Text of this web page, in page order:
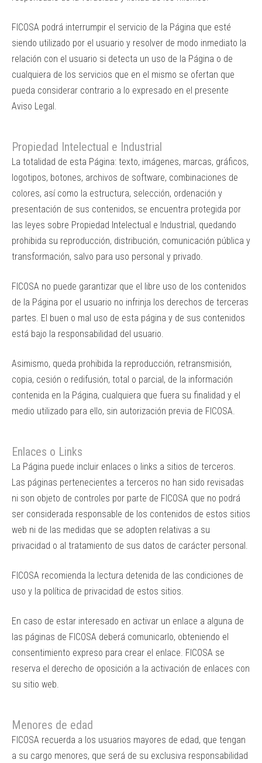
FICOSA podrá interrumpir el servicio de la Página que esté
siendo utilizado por el usuario y resolver de modo inmediato la
relación con el usuario si detecta un uso de la Página o de
cualquiera de los servicios que en el mismo se ofertan que
pueda considerar contrario a lo expresado en el presente
Aviso Legal.
Propiedad Intelectual e Industrial
La totalidad de esta Página: texto, imágenes, marcas, gráficos,
logotipos, botones, archivos de software, combinaciones de
colores, así como la estructura, selección, ordenación y
presentación de sus contenidos, se encuentra protegida por
las leyes sobre Propiedad Intelectual e Industrial, quedando
prohibida su reproducción, distribución, comunicación pública y
transformación, salvo para uso personal y privado.
FICOSA no puede garantizar que el libre uso de los contenidos
de la Página por el usuario no infrinja los derechos de terceras
partes. El buen o mal uso de esta página y de sus contenidos
está bajo la responsabilidad del usuario.
Asimismo, queda prohibida la reproducción, retransmisión,
copia, cesión o redifusión, total o parcial, de la información
contenida en la Página, cualquiera que fuera su finalidad y el
medio utilizado para ello, sin autorización previa de FICOSA.
Enlaces o Links
La Página puede incluir enlaces o links a sitios de terceros.
Las páginas pertenecientes a terceros no han sido revisadas
ni son objeto de controles por parte de FICOSA que no podrá
ser considerada responsable de los contenidos de estos sitios
web ni de las medidas que se adopten relativas a su
privacidad o al tratamiento de sus datos de carácter personal.
FICOSA recomienda la lectura detenida de las condiciones de
uso y la política de privacidad de estos sitios.
En caso de estar interesado en activar un enlace a alguna de
las páginas de FICOSA deberá comunicarlo, obteniendo el
consentimiento expreso para crear el enlace. FICOSA se
reserva el derecho de oposición a la activación de enlaces con
su sitio web.
Menores de edad
FICOSA recuerda a los usuarios mayores de edad, que tengan
a su cargo menores, que será de su exclusiva responsabilidad